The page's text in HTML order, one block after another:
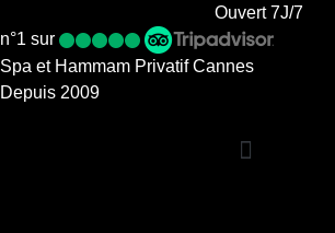
Ouvert 7J/7
n°1 sur
Spa et Hammam Privatif Cannes
Depuis 2009